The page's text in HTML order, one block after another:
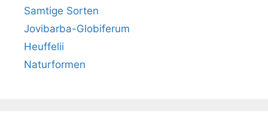
Samtige Sorten
Jovibarba-Globiferum
Heuffelii
Naturformen